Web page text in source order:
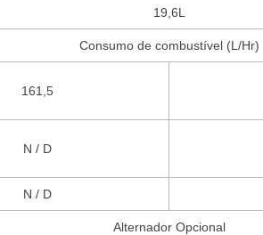
19,6L
Consumo de combustível (L/Hr)
161,5
N / D
N / D
Alternador Opcional